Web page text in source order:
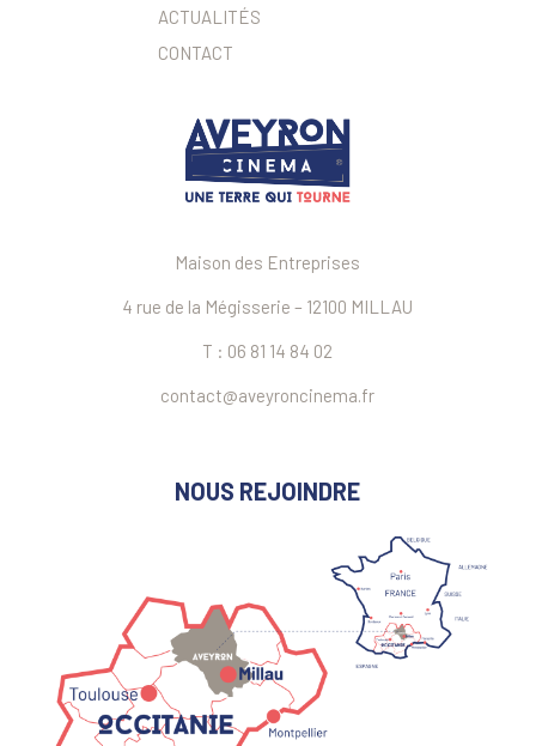
ACTUALITÉS
CONTACT
Maison des Entreprises
4 rue de la Mégisserie – 12100 MILLAU
T : 06 81 14 84 02
contact@aveyroncinema.fr
NOUS REJOINDRE